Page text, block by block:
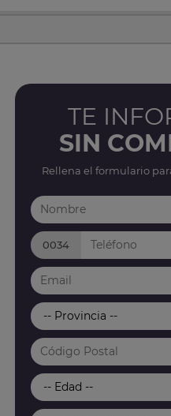
TE
SIN
Rellena el formulario
0034